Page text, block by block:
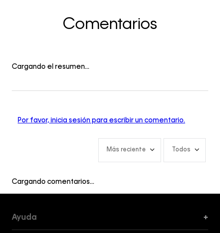
Comentarios
Cargando el resumen…
Por favor, inicia sesión para escribir un comentario.
Más reciente Todos
Cargando comentarios…
Ayuda +